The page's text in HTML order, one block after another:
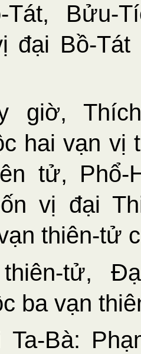
Tát, Bửu-
đại Bồ-
giờ,
hai vạn vị
tử,
vị đại
thiên-tử
tử,
ba vạn
Ta-Bà: